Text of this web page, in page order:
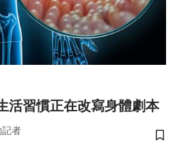
命運 你的生活習慣正在改寫身體劇本
記者
儲